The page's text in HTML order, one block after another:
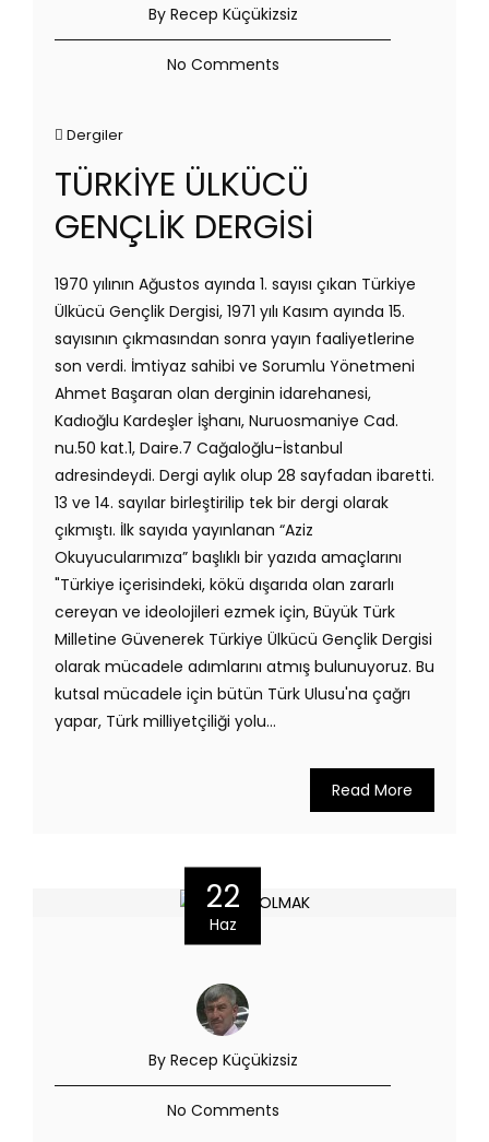
By Recep Küçükizsiz
No Comments
Dergiler
TÜRKİYE ÜLKÜCÜ
GENÇLİK DERGİSİ
1970 yılının Ağustos ayında 1. sayısı çıkan Türkiye
Ülkücü Gençlik Dergisi, 1971 yılı Kasım ayında 15.
sayısının çıkmasından sonra yayın faaliyetlerine
son verdi. İmtiyaz sahibi ve Sorumlu Yönetmeni
Ahmet Başaran olan derginin idarehanesi,
Kadıoğlu Kardeşler İşhanı, Nuruosmaniye Cad.
nu.50 kat.1, Daire.7 Cağaloğlu-İstanbul
adresindeydi. Dergi aylık olup 28 sayfadan ibaretti.
13 ve 14. sayılar birleştirilip tek bir dergi olarak
çıkmıştı. İlk sayıda yayınlanan “Aziz
Okuyucularımıza” başlıklı bir yazıda amaçlarını
"Türkiye içerisindeki, kökü dışarıda olan zararlı
cereyan ve ideolojileri ezmek için, Büyük Türk
Milletine Güvenerek Türkiye Ülkücü Gençlik Dergisi
olarak mücadele adımlarını atmış bulunuyoruz. Bu
kutsal mücadele için bütün Türk Ulusu'na çağrı
yapar, Türk milliyetçiliği yolu...
Read More
22
Haz
By Recep Küçükizsiz
No Comments